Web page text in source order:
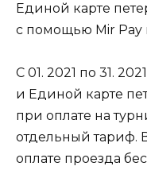
Единой карте
с помощью Mir Pay
С 01. 2021 по 31.
и Единой карте
при оплате на
отдельный тариф.
оплате проезда